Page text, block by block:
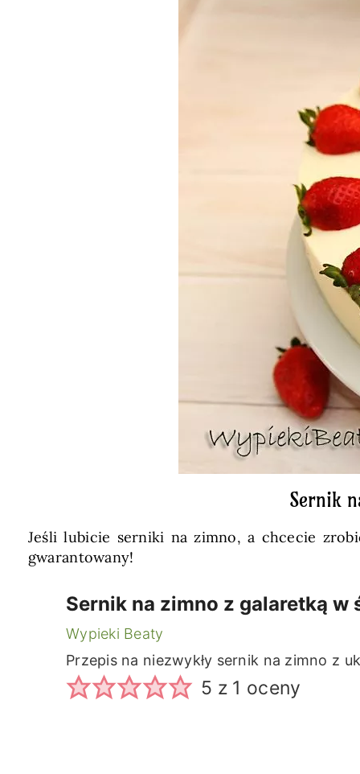
Sernik
Jeśli lubicie serniki na zimno, a chcecie
gwarantowany!
Sernik na zimno z galaretką w
Wypieki Beaty
Przepis na niezwykły sernik na zimno z
5 z 1 oceny